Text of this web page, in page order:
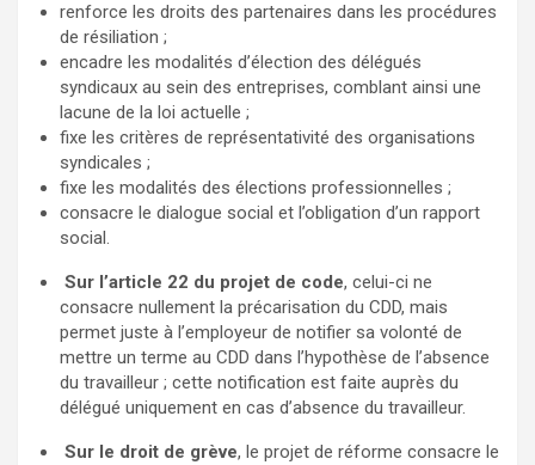
renforce les droits des partenaires dans les procédures
de résiliation ;
encadre les modalités d’élection des délégués
syndicaux au sein des entreprises, comblant ainsi une
lacune de la loi actuelle ;
fixe les critères de représentativité des organisations
syndicales ;
fixe les modalités des élections professionnelles ;
consacre le dialogue social et l’obligation d’un rapport
social.
Sur l’article 22 du projet de code, celui-ci ne
consacre nullement la précarisation du CDD, mais
permet juste à l’employeur de notifier sa volonté de
mettre un terme au CDD dans l’hypothèse de l’absence
du travailleur ; cette notification est faite auprès du
délégué uniquement en cas d’absence du travailleur.
Sur le droit de grève, le projet de réforme consacre le